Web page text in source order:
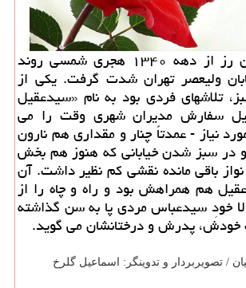
به گزارش پرشین رز از دهه ۱۳۴۰ هجری شمسی روند
ولیعصر تهران شدت گرفت. یكی از
تلاشهای فردی بود به نام «سیدعقیل
سفارش مدیران شهری وقت را می
نیاز - عمدتاً چنار و مقداری هم نارون
در سبز شدن خیابانی كه هنوز هم بخش
باقی مانده نقشی كم نظیر داشت. آن
هم همراهش بود و راه و چاه را از
خودِ سیدعباس مردی پا به سن گذاشته
خودش، پدرش و درختانشان می گوید.
/ تصویربردار و تدوینگر: اسماعیل گلرخ